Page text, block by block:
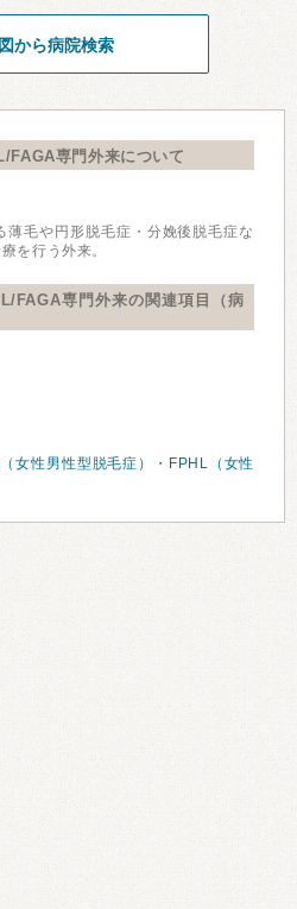
から病院検索
FAGA専門外来について
毛や円形脱毛症・分娩後脱毛症な
を行う外来。
FAGA専門外来の関連項目（病
（女性男性型脱毛症）・FPHL（女性